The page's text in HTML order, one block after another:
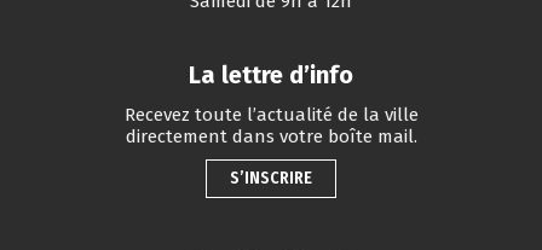
La lettre d’info
Recevez toute l’actualité de la ville
directement dans votre boîte mail.
S’INSCRIRE